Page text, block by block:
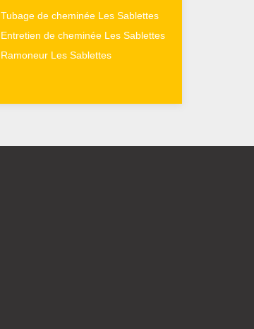
Tubage de cheminée Les Sablettes
Entretien de cheminée Les Sablettes
Ramoneur Les Sablettes